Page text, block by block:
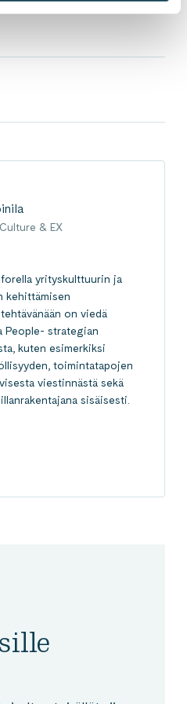
& EX
yrityskulttuurin ja
kehittämisen
on viedä
People- strategian
kuten esimerkiksi
toimintatapojen
viestinnästä sekä
sisäisesti.